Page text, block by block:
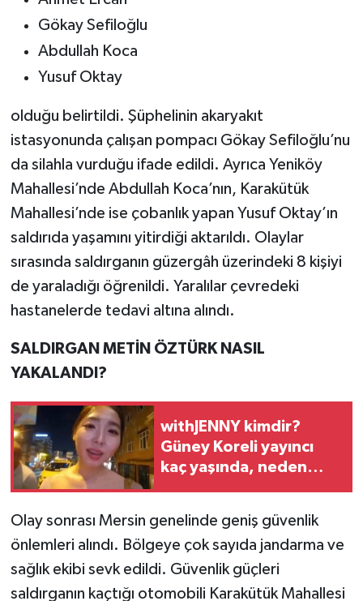
Gökay Sefiloğlu
Abdullah Koca
Yusuf Oktay
olduğu belirtildi. Şüphelinin akaryakıt
istasyonunda çalışan pompacı Gökay Sefiloğlu’nu
da silahla vurduğu ifade edildi. Ayrıca Yeniköy
Mahallesi’nde Abdullah Koca’nın, Karakütük
Mahallesi’nde ise çobanlık yapan Yusuf Oktay’ın
saldırıda yaşamını yitirdiği aktarıldı. Olaylar
sırasında saldırganın güzergâh üzerindeki 8 kişiyi
de yaraladığı öğrenildi. Yaralılar çevredeki
hastanelerde tedavi altına alındı.
SALDIRGAN METİN ÖZTÜRK NASIL
YAKALANDI?
withJENNY kimdir?
Güney Koreli yayıncı
kaç yaşında, neden
Olay sonrası Mersin genelinde geniş güvenlik
önlemleri alındı. Bölgeye çok sayıda jandarma ve
sağlık ekibi sevk edildi. Güvenlik güçleri
saldırganın kaçtığı otomobili Karakütük Mahallesi